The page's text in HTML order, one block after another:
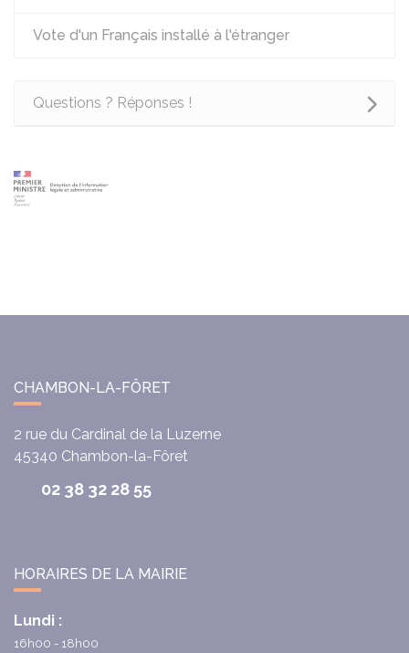
Vote d'un Français installé à l'étranger
Questions ? Réponses !
CHAMBON-LA-FÔRET
2 rue du Cardinal de la Luzerne
45340 Chambon-la-Fôret
02 38 32 28 55
HORAIRES DE LA MAIRIE
Lundi :
16h00 - 18h00